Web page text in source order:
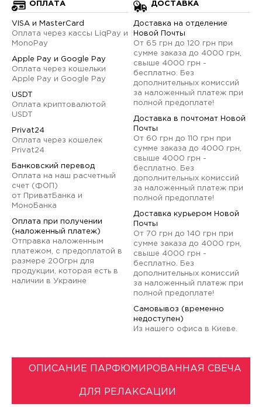
ОПЛАТА
VISA и MasterCard
Оплата через кассы LiqPay и
MonoPay
Apple Pay и Google Pay
Оплата через кошельки
Apple Pay и Google Pay
USDT
Оплата криптовалютой
USDT
Privat24
Оплата через кошелек
Privat24
Банковский перевод
Оплата на наш расчетный
счет (ФОП)
от ПриватБанка и
МоноБанка
Оплата при получении
(наложенный платеж)
Отправка наложенным
платежом, с предоплатой в
размере 200грн для
продукции, которая есть в
наличии в Украине
ДОСТАВКА
Доставка на отделение
Новой Почты
От 65 грн до 120 грн при
сумме заказа до 4000 грн,
свыше 4000 грн -
бесплатно. Без
дополнительных комиссий
за наложенный платеж при
полной предоплате!
Доставка в почтомат Новой
Почты
От 60 грн до 110 грн при
сумме заказа до 4000 грн,
свыше 4000 грн -
бесплатно. Без
дополнительных комиссий
за наложенный платеж при
полной предоплате!
Доставка курьером Новой
Почты
От 70 грн до 140 грн при
сумме заказа до 4000 грн,
свыше 4000 грн -
бесплатно. Без
дополнительных комиссий
за наложенный платеж при
полной предоплате!
Самовывоз (временно
недоступен)
Из нашего офиса в Киеве.
ОПИСАНИЕ ПАРФЮМИРОВАННАЯ СВЕЧА
ДЛЯ РЕЛАКСАЦИИ